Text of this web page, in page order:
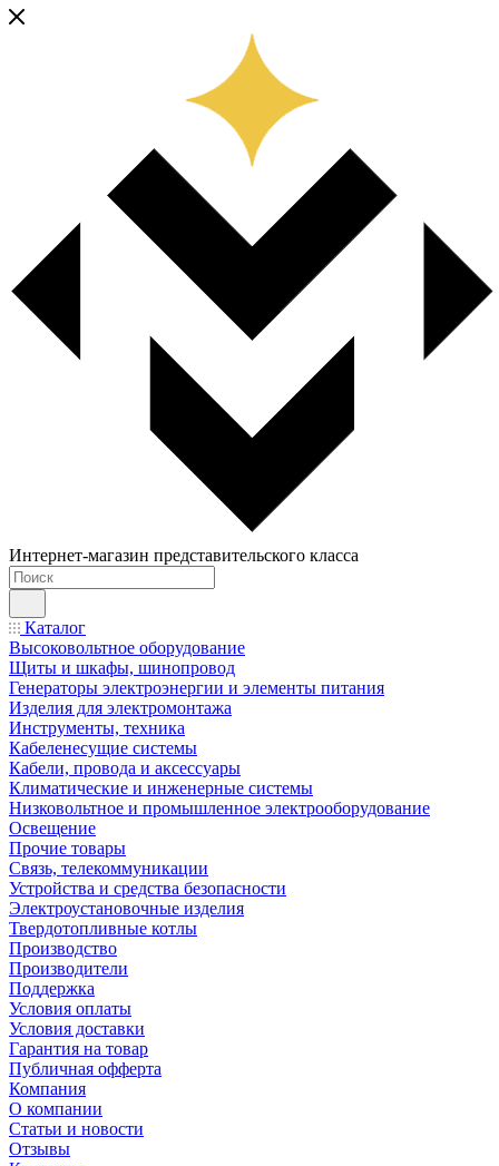
Интернет-магазин представительского класса
Каталог
Высоковольтное оборудование
Щиты и шкафы, шинопровод
Генераторы электроэнергии и элементы питания
Изделия для электромонтажа
Инструменты, техника
Кабеленесущие системы
Кабели, провода и аксессуары
Климатические и инженерные системы
Низковольтное и промышленное электрооборудование
Освещение
Прочие товары
Связь, телекоммуникации
Устройства и средства безопасности
Электроустановочные изделия
Твердотопливные котлы
Производство
Производители
Поддержка
Условия оплаты
Условия доставки
Гарантия на товар
Публичная офферта
Компания
О компании
Статьи и новости
Отзывы